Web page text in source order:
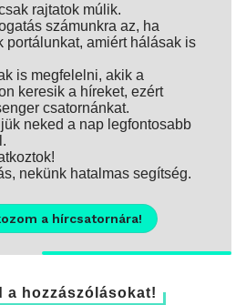
rajtatok múlik.
számunkra az, ha
portálunkat, amiért hálásak is
is megfelelni, akik a
keresik a híreket, ezért
csatornánkat.
neked a nap legfontosabb
nekünk hatalmas segítség.
a hírcsatornára!
a hozzászólásokat!